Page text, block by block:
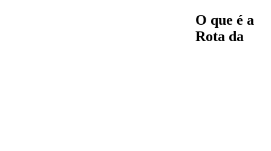
O que é a
Rota da